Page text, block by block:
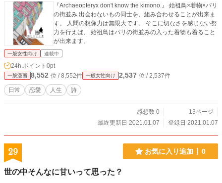
『Archaeopteryx don't know the kimono.』 始祖鳥×着物×パリ
の街並み 出会わないもの同士を、組み合わせることが出来ま
す。 人間の想像力は無限大です。 そこに切なさを感じない努
力を行えば、 始祖鳥はパリの街並みの入った着物も着ること
が出来ます。
一般女性向け 連載中
24h.ポイント 0pt
一般漫画 8,552 位 / 8,552件 一般女性向け 2,537 位 / 2,537件
日常 恋愛 人生 詩
感想数 0
13ページ
最終更新日 2021.01.07
登録日 2021.01.07
29 お気に入り追加 0
世の中そんなに甘いって思った？